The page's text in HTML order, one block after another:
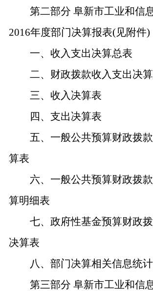
第二部分 阜新市工业和信
2016年度部门决算报表(见附件)
一、收入支出决算总表
二、财政拨款收入支出决
三、收入决算表
四、支出决算表
五、一般公共预算财政拨
算表
六、一般公共预算财政拨
算明细表
七、政府性基金预算财政
决算表
八、部门决算相关信息统
第三部分 阜新市工业和信